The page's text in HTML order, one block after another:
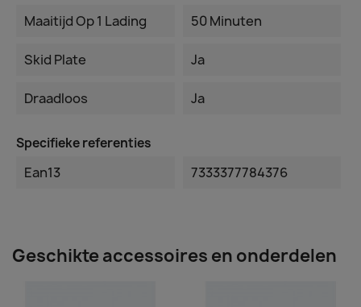
Maaitijd Op 1 Lading 50 Minuten
Skid Plate Ja
Draadloos Ja
Specifieke referenties
Ean13 7333377784376
Geschikte accessoires en onderdelen